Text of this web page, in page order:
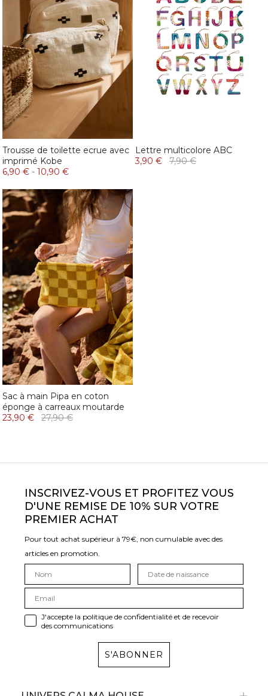
Trousse de toilette ecrue avec
imprimé Kobe
6,90 € - 10,90 €
Lettre multicolore ABC
3,90 €
7,90 €
Sac à main Pipa en coton
éponge à carreaux moutarde
23,90 €
27,90 €
INSCRIVEZ-VOUS ET PROFITEZ VOUS
D'UNE REMISE DE 10% SUR VOTRE
PREMIER ACHAT
Pour tout achat supérieur à 79€, non cumulable avec des
articles en promotion.
J'accepte la politique de confidentialité et de recevoir
des communications
S'ABONNER